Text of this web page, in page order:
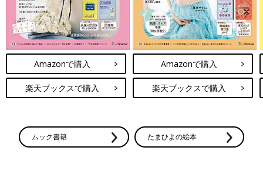
「麻疹」「風疹」の
排除国である日本
で、ワクチン接種が
大切な理由とは？
【小児科医】
かわいそうじゃない！
今、小児科医が伝えた
いこと
Amazonで購入
楽天ブックスで購入
Amazonで購入
楽天ブックスで購入
ムック書籍 たまひよの絵本